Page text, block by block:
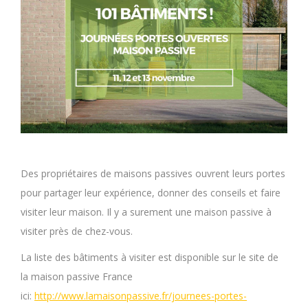
Des propriétaires de maisons passives ouvrent leurs portes
pour partager leur expérience, donner des conseils et faire
visiter leur maison. Il y a surement une maison passive à
visiter près de chez-vous.
La liste des bâtiments à visiter est disponible sur le site de
la maison passive France
ici: http://www.lamaisonpassive.fr/journees-portes-